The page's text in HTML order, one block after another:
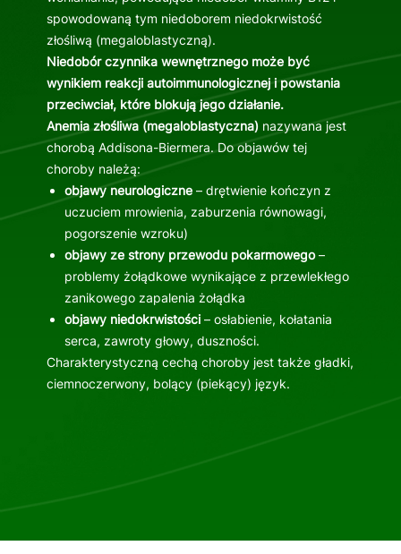
spowodowaną tym niedoborem niedokrwistość
złośliwą (megaloblastyczną).
Niedobór czynnika wewnętrznego może być
wynikiem reakcji autoimmunologicznej i powstania
przeciwciał, które blokują jego działanie.
Anemia złośliwa (megaloblastyczna)nazywana jest
chorobą Addisona-Biermera. Do objawów tej
choroby należą:
objawy neurologiczne– drętwienie kończyn z
uczuciem mrowienia, zaburzenia równowagi,
pogorszenie wzroku)
objawy ze strony przewodu pokarmowego–
problemy żołądkowe wynikające z przewlekłego
zanikowego zapalenia żołądka
objawy niedokrwistości – osłabienie, kołatania
serca, zawroty głowy, duszności.
Charakterystyczną cechą choroby jest także gładki,
ciemnoczerwony, bolący (piekący) język.